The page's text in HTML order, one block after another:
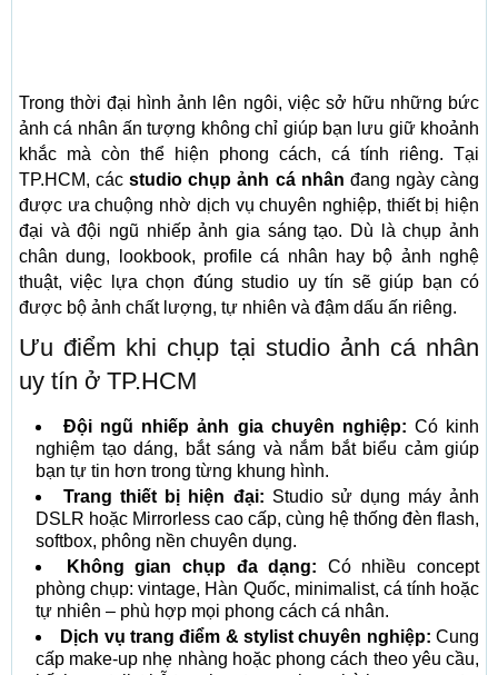
Trong thời đại hình ảnh lên ngôi, việc sở hữu những bức
ảnh cá nhân ấn tượng không chỉ giúp bạn lưu giữ khoảnh
khắc mà còn thể hiện phong cách, cá tính riêng. Tại
TP.HCM, cácstudio chụp ảnh cá nhân đang ngày càng
được ưa chuộng nhờ dịch vụ chuyên nghiệp, thiết bị hiện
đại và đội ngũ nhiếp ảnh gia sáng tạo. Dù là chụp ảnh
chân dung, lookbook, profile cá nhân hay bộ ảnh nghệ
thuật, việc lựa chọn đúng studio uy tín sẽ giúp bạn có
được bộ ảnh chất lượng, tự nhiên và đậm dấu ấn riêng.
Ưu điểm khi chụp tại studio ảnh cá nhân
uy tín ở TP.HCM
Đội ngũ nhiếp ảnh gia chuyên nghiệp: Có kinh
nghiệm tạo dáng, bắt sáng và nắm bắt biểu cảm giúp
bạn tự tin hơn trong từng khung hình.
Trang thiết bị hiện đại: Studio sử dụng máy ảnh
DSLR hoặc Mirrorless cao cấp, cùng hệ thống đèn flash,
softbox, phông nền chuyên dụng.
Không gian chụp đa dạng: Có nhiều concept
phòng chụp: vintage, Hàn Quốc, minimalist, cá tính hoặc
tự nhiên – phù hợp mọi phong cách cá nhân.
Dịch vụ trang điểm & stylist chuyên nghiệp: Cung
cấp make-up nhẹ nhàng hoặc phong cách theo yêu cầu,